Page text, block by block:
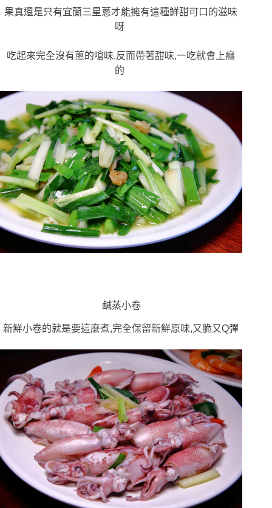
果真還是只有宜蘭三星蔥才能擁有這種鮮甜可口的滋味
呀
吃起來完全沒有蔥的嗆味,反而帶著甜味,一吃就會上癮
的
鹹蒸小卷
新鮮小卷的就是要這麼煮,完全保留新鮮原味,又脆又Q彈